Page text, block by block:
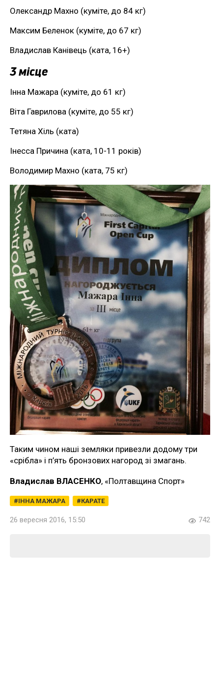
Олександр Махно (куміте, до 84 кг)
Максим Беленок (куміте, до 67 кг)
Владислав Канівець (ката, 16+)
3 місце
Інна Мажара (куміте, до 61 кг)
Віта Гаврилова (куміте, до 55 кг)
Тетяна Хіль (ката)
Інесса Причина (ката, 10-11 років)
Володимир Махно (ката, 75 кг)
Таким чином наші земляки привезли додому три
«срібла» і п’ять бронзових нагород зі змагань.
Владислав ВЛАСЕНКО, «Полтавщина Спорт»
ІННА МАЖАРА КАРАТЕ
26 вересня 2016, 15:50 742